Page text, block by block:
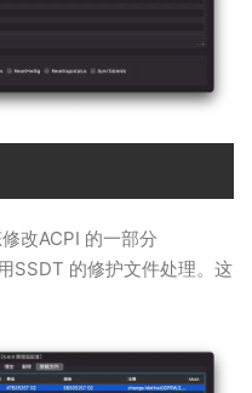
改ACPI 的一部分
SSDT 的修护文件处理。这